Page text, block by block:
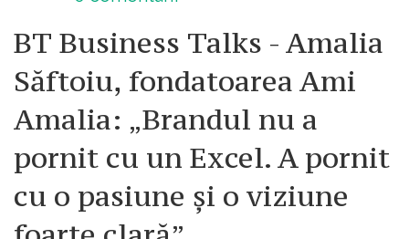
BT Business Talks - Amalia
Săftoiu, fondatoarea Ami
Amalia: „Brandul nu a
pornit cu un Excel. A pornit
cu o pasiune și o viziune